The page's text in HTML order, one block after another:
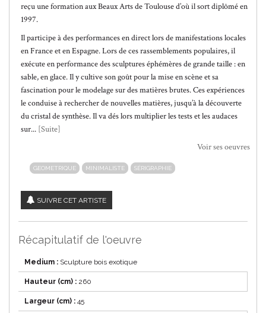
reçu une formation aux Beaux Arts de Toulouse d’où il sort diplômé en
1997.
Il participe à des performances en direct lors de manifestations locales
en France et en Espagne. Lors de ces rassemblements populaires, il
exécute en performance des sculptures éphémères de grande taille : en
sable, en glace. Il y cultive son goût pour la mise en scène et sa
fascination pour le modelage sur des matières brutes. Ces expériences
le conduise à rechercher de nouvelles matières, jusqu’à la découverte
du cristal de synthèse. Il va dés lors multiplier les tests et les audaces
sur... [Suite]
Voir ses oeuvres
GEOMETRIQUE MINIMALISTE SÉRIGRAPHIE
SUIVRE CET ARTISTE
Récapitulatif de l'oeuvre
Medium : Sculpture bois exotique
Hauteur (cm) : 260
Largeur (cm) : 45